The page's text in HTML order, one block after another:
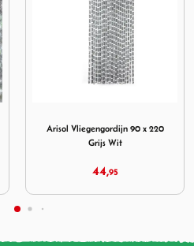
Arisol Vliegengordijn 90 x 220
Grijs Blauw
44,